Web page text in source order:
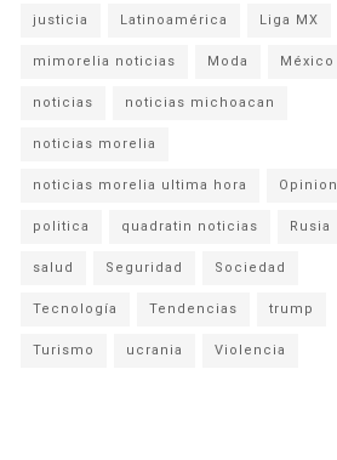
justicia Latinoamérica Liga MX
mimorelia noticias Moda México
noticias noticias michoacan
noticias morelia
noticias morelia ultima hora Opinion
politica quadratin noticias Rusia
salud Seguridad Sociedad
Tecnología Tendencias trump
Turismo ucrania Violencia